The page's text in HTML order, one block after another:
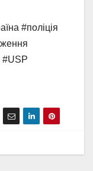
#поліція
#USP